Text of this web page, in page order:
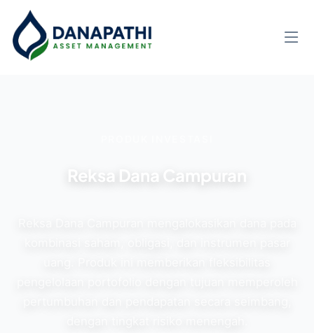
Reksa Dana Campuran